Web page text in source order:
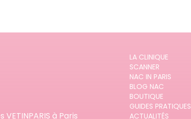
à Paris
LA CLINIQUE
SCANNER
NAC IN PARIS
BLOG NAC
BOUTIQUE
GUIDES PRATIQUES
ACTUALITÉS